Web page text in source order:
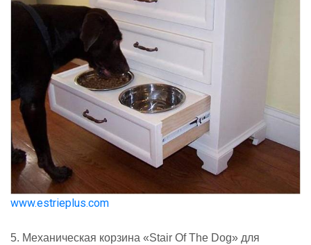
www.estrieplus.com
5. Механическая корзина «Stair Of The Dog» для